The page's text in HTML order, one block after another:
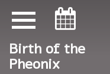
Birth of the
Pheonix
ניווט במקלדת